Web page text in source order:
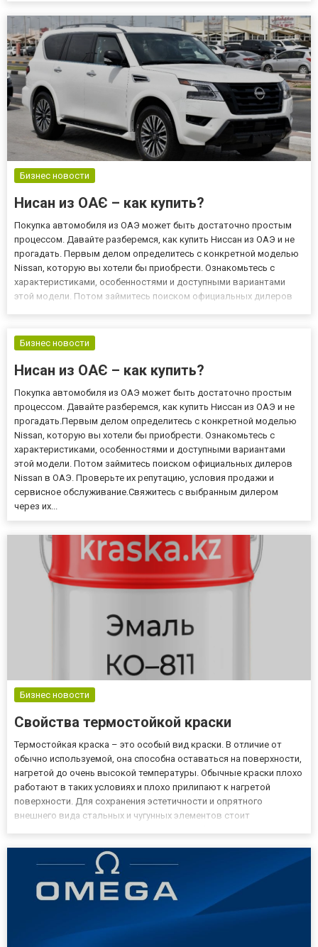
оптимальным выбором для вашего а...
Бизнес новости
Нисан из ОАЄ – как купить?
Покупка автомобиля из ОАЭ может быть достаточно простым
процессом. Давайте разберемся, как купить Ниссан из ОАЭ и не
прогадать. Первым делом определитесь с конкретной моделью
Nissan, которую вы хотели бы приобрести. Ознакомьтесь с
характеристиками, особенностями и доступными вариантами
этой модели. Потом займитесь поиском официальных дилеров
через...
Бизнес новости
Нисан из ОАЄ – как купить?
Покупка автомобиля из ОАЭ может быть достаточно простым
процессом. Давайте разберемся, как купить Ниссан из ОАЭ и не
прогадать.Первым делом определитесь с конкретной моделью
Nissan, которую вы хотели бы приобрести. Ознакомьтесь с
характеристиками, особенностями и доступными вариантами
этой модели. Потом займитесь поиском официальных дилеров
Nissan в ОАЭ. Проверьте их репутацию, условия продажи и
сервисное обслуживание.Свяжитесь с выбранным дилером
через их...
Бизнес новости
Свойства термостойкой краски
Термостойкая краска – это особый вид краски. В отличие от
обычно используемой, она способна оставаться на поверхности,
нагретой до очень высокой температуры. Обычные краски плохо
работают в таких условиях и плохо прилипают к нагретой
поверхности. Для сохранения эстетичности и опрятного
внешнего вида стальных и чугунных элементов стоит